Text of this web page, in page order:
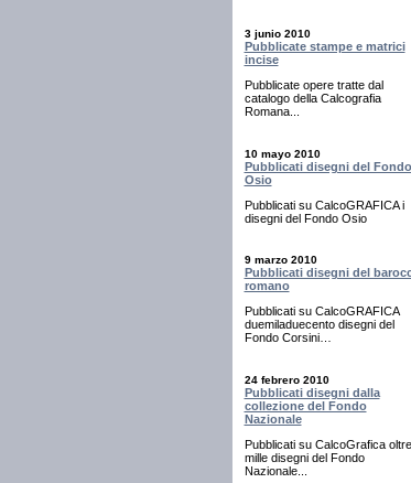
3 junio 2010
Pubblicate stampe e matrici
incise
Pubblicate opere tratte dal
catalogo della Calcografia
Romana...
10 mayo 2010
Pubblicati disegni del Fondo
Osio
Pubblicati su CalcoGRAFICA i
disegni del Fondo Osio
9 marzo 2010
Pubblicati disegni del
romano
Pubblicati su CalcoGRAFICA
duemiladuecento disegni del
Fondo Corsini…
24 febrero 2010
Pubblicati disegni dalla
collezione del Fondo
Nazionale
Pubblicati su CalcoGrafica oltre
mille disegni del Fondo
Nazionale...